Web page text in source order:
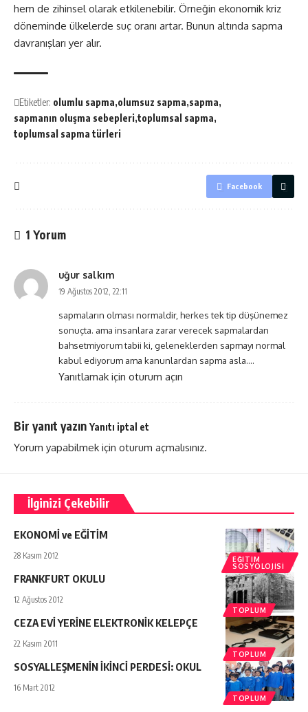
hem de zihinsel olarak etkilenebilir. Örneğin ekonomik kriz
döneminde ülkelerde suç oranı artar. Bunun altında sapma
davranışları yer alır.
Etiketler: olumlu sapma olumsuz sapma sapma
sapmanın oluşma sebepleri toplumsal sapma
toplumsal sapma türleri
Facebook
1 Yorum
uğur salkım
19 Ağustos 2012, 22:11
sapmaların olması normaldir, herkes tek tip düşünemez
sonuçta. ama insanlara zarar verecek sapmalardan
bahsetmiyorum tabii ki, geleneklerden sapmayı normal
kabul ediyorum ama kanunlardan sapma asla….
Yanıtlamak için oturum açın
Bir yanıt yazın Yanıtı iptal et
Yorum yapabilmek için oturum açmalısınız.
İlginizi Çekebilir
EĞITIM
SOSYOLOJISI
EKONOMİ ve EĞİTİM
28 Kasım 2012
TOPLUM
FRANKFURT OKULU
12 Ağustos 2012
TOPLUM
CEZA EVİ YERİNE ELEKTRONİK KELEPÇE
22 Kasım 2011
TOPLUM
SOSYALLEŞMENİN İKİNCİ PERDESİ: OKUL
16 Mart 2012